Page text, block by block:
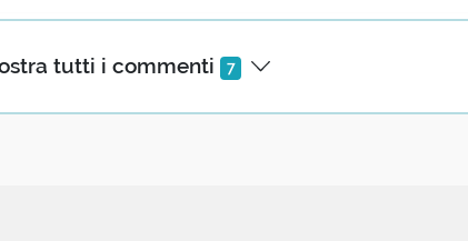
tutti i commenti 7
e medievale, e ricorda il divieto di prestito "ad